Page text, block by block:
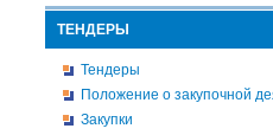
ТЕНДЕРЫ
Тендеры
Положение о закупочной
Закупки